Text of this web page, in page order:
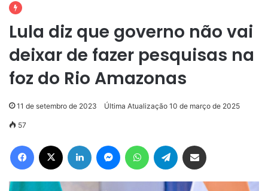
Lula diz que governo não vai
deixar de fazer pesquisas na
foz do Rio Amazonas
11 de setembro de 2023 Última Atualização 10 de março de 2025
57
Facebook Linkedin MessengerWhatsAppTelegram